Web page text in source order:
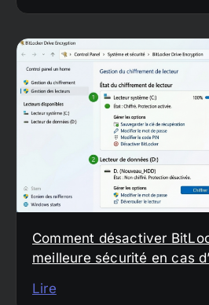
Comment désactiver
meilleure sécurité en cas
Lire